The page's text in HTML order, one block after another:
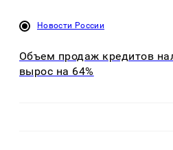
Новости России
Объем продаж кредитов
вырос на 64%